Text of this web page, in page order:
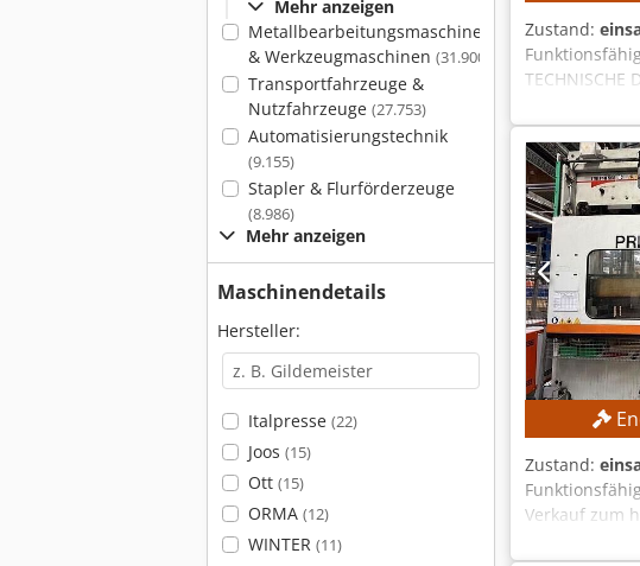
Mehr anzeigen
Metallbearbeitungsmaschinen
& Werkzeugmaschinen (31.900)
Transportfahrzeuge &
Nutzfahrzeuge (27.753)
Automatisierungstechnik
(9.155)
Stapler & Flurförderzeuge
(8.986)
Mehr anzeigen
Maschinendetails
Hersteller:
Italpresse (22)
Joos (15)
Ott (15)
ORMA (12)
WINTER (11)
Zustand:
TECHNISCHE
Anbauteile:
m Höhe ohne
Hydrauliköl:
Zustand:
Verkauf zum
Zylinderhub: